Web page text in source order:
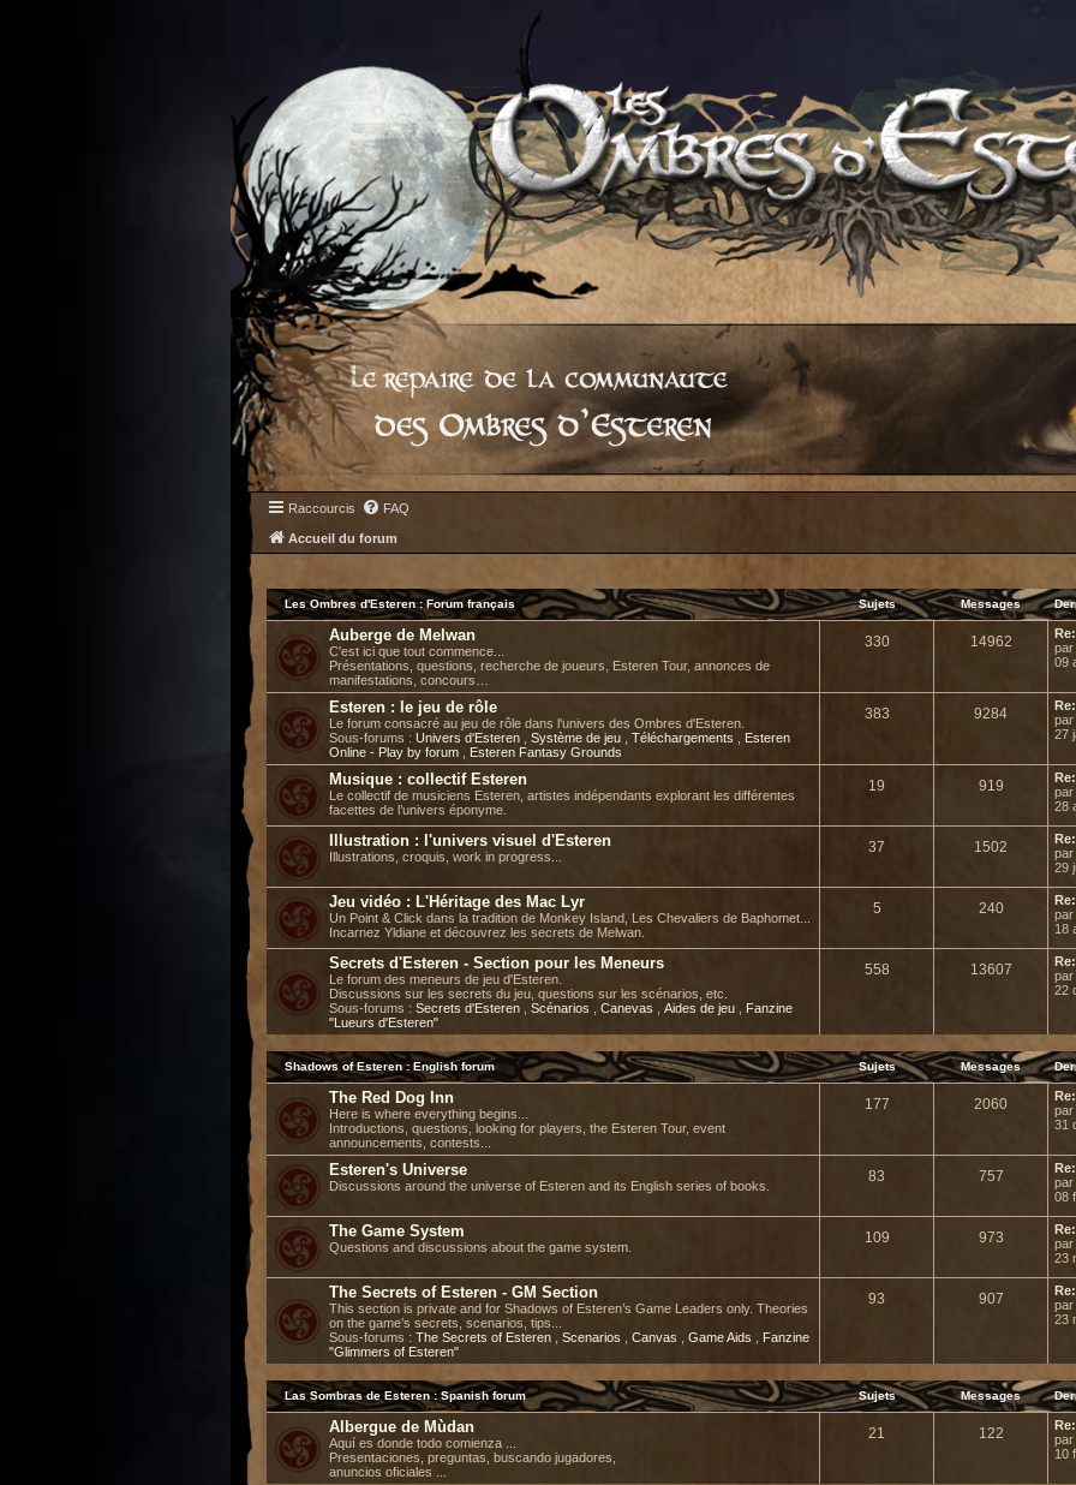
Raccourcis FAQ
Accueil du forum
Les Ombres d'Esteren : Forum français Sujets Messages
Auberge de Melwan
C'est ici que tout commence...
Présentations, questions, recherche de joueurs, Esteren Tour, annonces de
manifestations, concours…
330 14962
par
09
Esteren : le jeu de rôle
Le forum consacré au jeu de rôle dans l'univers des Ombres d'Esteren.
Sous-forums : Univers d'Esteren Système de jeu Téléchargements
Esteren
Online - Play by forum
Esteren Fantasy Grounds
383 9284
par
27
Musique : collectif Esteren
Le collectif de musiciens Esteren, artistes indépendants explorant les différentes
facettes de l’univers éponyme.
19 919
par
28
Illustration : l'univers visuel d'Esteren
Illustrations, croquis, work in progress...
37 1502
par
29
Jeu vidéo : L'Héritage des Mac Lyr
Un Point & Click dans la tradition de Monkey Island, Les Chevaliers de Baphomet...
Incarnez Yldiane et découvrez les secrets de Melwan.
5 240
par
18
Secrets d'Esteren - Section pour les Meneurs
Le forum des meneurs de jeu d'Esteren.
Discussions sur les secrets du jeu, questions sur les scénarios, etc.
Sous-forums : Secrets d'Esteren Scénarios Canevas Aides de jeu
Fanzine
"Lueurs d'Esteren"
558 13607
par
22
Shadows of Esteren : English forum Sujets Messages
The Red Dog Inn
Here is where everything begins...
Introductions, questions, looking for players, the Esteren Tour, event
announcements, contests...
177 2060
par
31
Esteren's Universe
Discussions around the universe of Esteren and its English series of books.
83 757
par
08
The Game System
Questions and discussions about the game system.
109 973
par
23
The Secrets of Esteren - GM Section
This section is private and for Shadows of Esteren’s Game Leaders only. Theories
on the game’s secrets, scenarios, tips...
Sous-forums : The Secrets of Esteren Scenarios Canvas Game Aids
Fanzine
"Glimmers of Esteren"
93 907
par
23
Las Sombras de Esteren : Spanish forum Sujets Messages
Albergue de Mùdan
Aquí es donde todo comienza ...
Presentaciones, preguntas, buscando jugadores,
anuncios oficiales ...
21 122
par
10